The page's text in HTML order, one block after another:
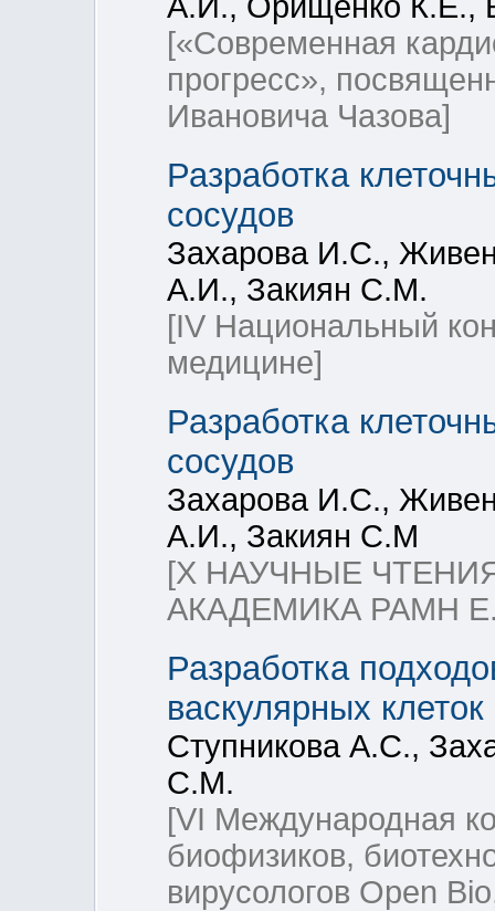
[«Современная
прогресс»,
Ивановича Чазова]
Разработка
сосудов
Захарова И.С.,
А.И., Закиян С.М.
[IV Национальный
медицине]
Разработка
сосудов
Захарова И.С.,
А.И., Закиян С.М
[Х НАУЧНЫЕ
АКАДЕМИКА РАМН
Разработка
васкулярных
Ступникова А.С.,
С.М.
[VI Международная
биофизиков,
вирусологов Open